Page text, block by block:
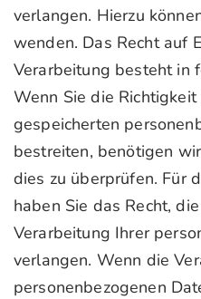
verlangen. Hierzu
wenden. Das Recht auf
Verarbeitung besteht in
Wenn Sie die
gespeicherten
bestreiten, benötigen
dies zu überprüfen. Für
haben Sie das Recht,
Verarbeitung Ihrer
verlangen. Wenn die
personenbezogenen